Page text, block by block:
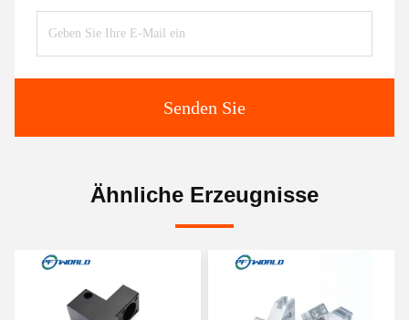
Senden Sie
Ähnliche Erzeugnisse